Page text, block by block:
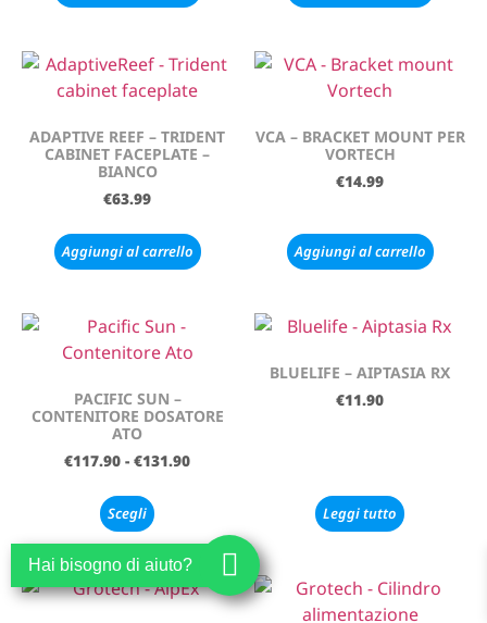
ADAPTIVE REEF – TRIDENT
CABINET FACEPLATE –
BIANCO
€63.99
Aggiungi al carrello
VCA – BRACKET MOUNT PER
VORTECH
€14.99
Aggiungi al carrello
PACIFIC SUN –
CONTENITORE DOSATORE
ATO
€117.90 - €131.90
Scegli
BLUELIFE – AIPTASIA RX
€11.90
Leggi tutto
Hai bisogno di aiuto?